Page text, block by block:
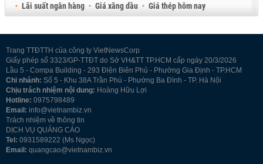
Lãi suất ngân hàng
Giá xăng dầu
Giá thép hôm nay
Trang TTĐTTH của công ty VietNewsCorp
Giấy phép số 3323/GP-TTĐT do Sở VH&TT TP.HCM cấp ngày 20/3/2026
Lầu 5 - Compa Building - 293 Điện Biên Phủ - Phường Gia Định - TP.HCM
Chi nhánh: Số 5 - Khu 38A Trần Phú - Phường Ba Đình - TP. Hà Nội
Chịu trách nhiệm nội dung: Hoàng Hữu Lợi
Hotline: 0975798489
Email: info@vietnambiz.vn
Trách nhiệm về thông tin
DỊCH VỤ QUẢNG CÁO
Tel: 0931589222 (Ms Ngọc)
Email: quangcao@vietnambiz.vn